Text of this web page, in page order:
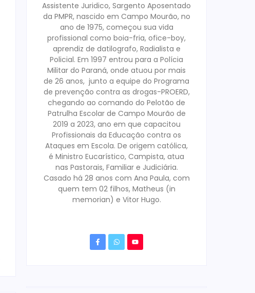
Assistente Juridico, Sargento Aposentado
da PMPR, nascido em Campo Mourão, no
ano de 1975, começou sua vida
profissional como boia-fria, ofice-boy,
aprendiz de datilografo, Radialista e
Policial. Em 1997 entrou para a Polícia
Militar do Paraná, onde atuou por mais
de 26 anos, junto a equipe do Programa
de prevenção contra as drogas-PROERD,
chegando ao comando do Pelotão de
Patrulha Escolar de Campo Mourão de
2019 a 2023, ano em que capacitou
Profissionais da Educação contra os
Ataques em Escola. De origem católica,
é Ministro Eucarístico, Campista, atua
nas Pastorais, Familiar e Judiciária.
Casado há 28 anos com Ana Paula, com
quem tem 02 filhos, Matheus (in
memorian) e Vitor Hugo.